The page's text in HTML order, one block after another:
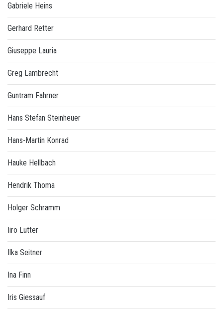
Gabriele Heins
Gerhard Retter
Giuseppe Lauria
Greg Lambrecht
Guntram Fahrner
Hans Stefan Steinheuer
Hans-Martin Konrad
Hauke Hellbach
Hendrik Thoma
Holger Schramm
Iiro Lutter
Ilka Seitner
Ina Finn
Iris Giessauf